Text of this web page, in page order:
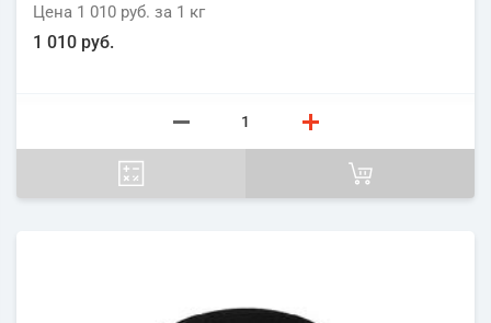
Цена 1 010 руб. за 1 кг
1 010 руб.